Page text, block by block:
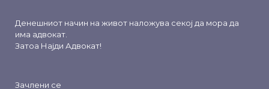
Денешниот начин на живот наложува секој да мора да
има адвокат.
Затоа Најди Адвокат!
Зачлени се